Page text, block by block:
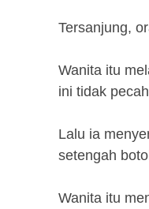
Tersanjung,
Wanita itu
ini tidak
Lalu ia
setengah
Wanita itu